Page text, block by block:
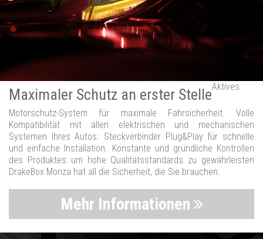
Maximaler Schutz an erster StelleAktives
Motorschutz-System für maximale Fahrsicherheit. Volle
Kompatibilität mit allen elektrischen und mechanischen
Systemen Ihres Autos. Steckverbinder Plug&Play für schnelle
und einfache Installation. Konstante und gründliche Kontrollen
des Produktes um hohe Qualitätsstandards zu gewährleisten
DrakeBox Monza hat all die Sicherheit, die Sie brauchen.
Mehr Informationen